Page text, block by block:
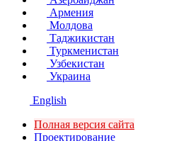
Армения
Молдова
Таджикистан
Туркменистан
Узбекистан
Украина
English
Полная версия сайта
Проектирование